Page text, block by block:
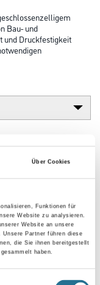
Über Cookies
Funktionen für
Website zu analysieren.
Website an unsere
Unsere Partner führen diese
die Sie ihnen bereitgestellt
haben.
Bau- und
und Druckfestigkeit